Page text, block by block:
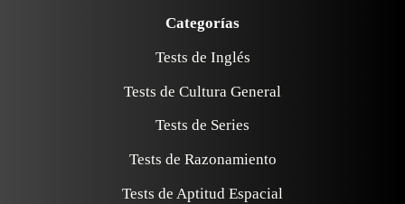
Categorías
Tests de Inglés
Tests de Cultura General
Tests de Series
Tests de Razonamiento
Tests de Aptitud Espacial